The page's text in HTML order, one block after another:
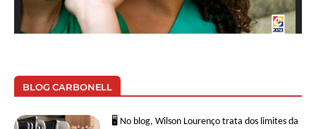
BLOG CARBONELL
🖥 No blog, Wilson Lourenço trata dos limites da